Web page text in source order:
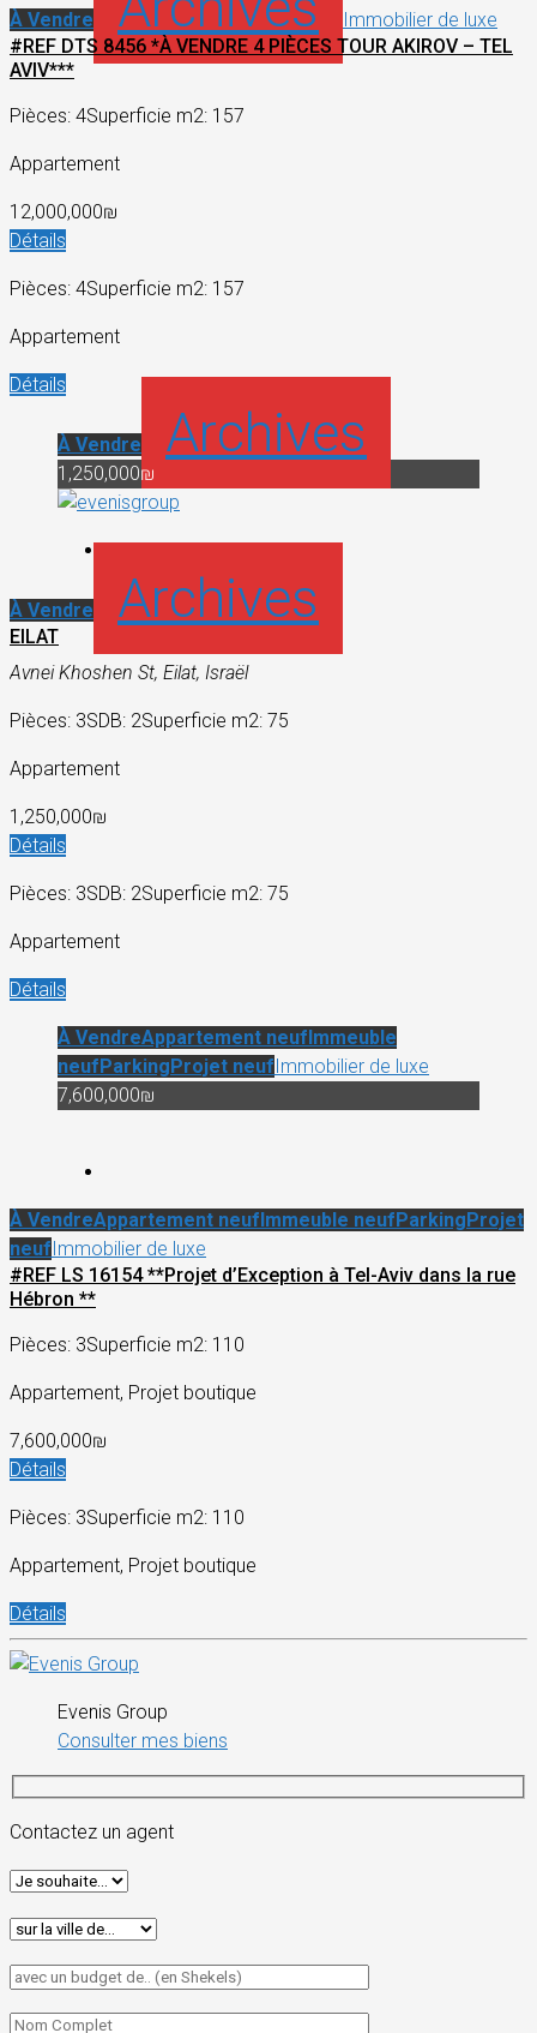
À Vendre
Immobilier de luxe
#REF DTS 8456 *À VENDRE 4 PIÈCES TOUR AKIROV – TEL
AVIV***
Pièces: 4Superficie m2: 157
Appartement
12,000,000₪
Détails
Pièces: 4Superficie m2: 157
Appartement
Détails
À Vendre Archives
1,250,000₪
À Vendre Archives
EILAT
Avnei Khoshen St, Eilat, Israël
Pièces: 3SDB: 2Superficie m2: 75
Appartement
1,250,000₪
Détails
Pièces: 3SDB: 2Superficie m2: 75
Appartement
Détails
À VendreAppartement neufImmeuble
neufParkingProjet neufImmobilier de luxe
7,600,000₪
À VendreAppartement neufImmeuble neufParkingProjet
neufImmobilier de luxe
#REF LS 16154 **Projet d’Exception à Tel-Aviv dans la rue
Hébron **
Pièces: 3Superficie m2: 110
Appartement, Projet boutique
7,600,000₪
Détails
Pièces: 3Superficie m2: 110
Appartement, Projet boutique
Détails
Evenis Group
Consulter mes biens
Contactez un agent